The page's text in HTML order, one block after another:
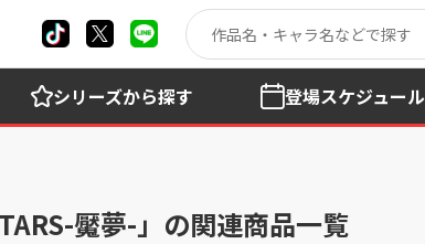
シリーズから探す 登場スケジュール
魘夢-」の関連商品一覧